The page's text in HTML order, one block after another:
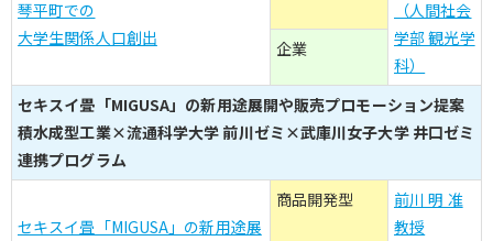
琴平町での
大学生関係人口創出
（人間社会
学部 観光学
科）
企業
セキスイ畳「MIGUSA」の新用途展開や販売プロモーション提案
積水成型工業×流通科学大学 前川ゼミ×武庫川女子大学 井口ゼミ
連携プログラム
セキスイ畳「MIGUSA」の新用途展
商品開発型
前川 明 准
教授